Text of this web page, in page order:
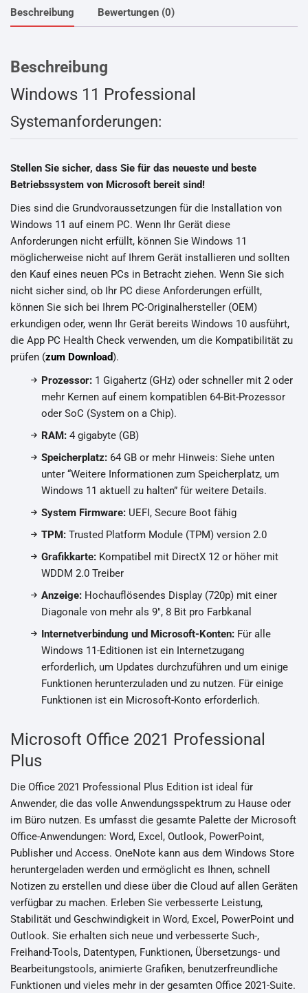
Beschreibung Bewertungen (0)
Beschreibung
Windows 11 Professional
Systemanforderungen:
Stellen Sie sicher, dass Sie für das neueste und beste
Betriebssystem von Microsoft bereit sind!
Dies sind die Grundvoraussetzungen für die Installation von
Windows 11 auf einem PC. Wenn Ihr Gerät diese
Anforderungen nicht erfüllt, können Sie Windows 11
möglicherweise nicht auf Ihrem Gerät installieren und sollten
den Kauf eines neuen PCs in Betracht ziehen. Wenn Sie sich
nicht sicher sind, ob Ihr PC diese Anforderungen erfüllt,
können Sie sich bei Ihrem PC-Originalhersteller (OEM)
erkundigen oder, wenn Ihr Gerät bereits Windows 10 ausführt,
die App PC Health Check verwenden, um die Kompatibilität zu
prüfen (zum Download).
Prozessor: 1 Gigahertz (GHz) oder schneller mit 2 oder
mehr Kernen auf einem kompatiblen 64-Bit-Prozessor
oder SoC (System on a Chip).
RAM: 4 gigabyte (GB)
Speicherplatz: 64 GB or mehr Hinweis: Siehe unten
unter “Weitere Informationen zum Speicherplatz, um
Windows 11 aktuell zu halten” für weitere Details.
System Firmware: UEFI, Secure Boot fähig
TPM: Trusted Platform Module (TPM) version 2.0
Grafikkarte: Kompatibel mit DirectX 12 or höher mit
WDDM 2.0 Treiber
Anzeige: Hochauflösendes Display (720p) mit einer
Diagonale von mehr als 9″, 8 Bit pro Farbkanal
Internetverbindung und Microsoft-Konten: Für alle
Windows 11-Editionen ist ein Internetzugang
erforderlich, um Updates durchzuführen und um einige
Funktionen herunterzuladen und zu nutzen. Für einige
Funktionen ist ein Microsoft-Konto erforderlich.
Microsoft Office 2021 Professional
Plus
Die Office 2021 Professional Plus Edition ist ideal für
Anwender, die das volle Anwendungsspektrum zu Hause oder
im Büro nutzen. Es umfasst die gesamte Palette der Microsoft
Office-Anwendungen: Word, Excel, Outlook, PowerPoint,
Publisher und Access. OneNote kann aus dem Windows Store
heruntergeladen werden und ermöglicht es Ihnen, schnell
Notizen zu erstellen und diese über die Cloud auf allen Geräten
verfügbar zu machen. Erleben Sie verbesserte Leistung,
Stabilität und Geschwindigkeit in Word, Excel, PowerPoint und
Outlook. Sie erhalten sich neue und verbesserte Such-,
Freihand-Tools, Datentypen, Funktionen, Übersetzungs- und
Bearbeitungstools, animierte Grafiken, benutzerfreundliche
Funktionen und vieles mehr in der gesamten Office 2021-Suite.